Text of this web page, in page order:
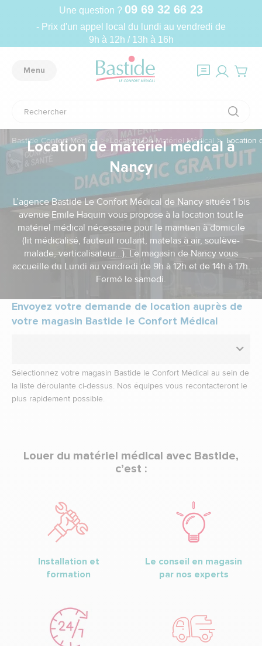
Une question ? 09 69 32 66 23
- Prix d'un appel local du lundi au vendredi de
9h à 12h / 13h à 16h
Menu
Bastide Confort Médical Location De Matériel Médical Location
Location de matériel médical à
Nancy
L’agence Bastide Le Confort Médical de Nancy située 1 bis
avenue Emile Haquin vous propose à la location tout le
matériel médical nécessaire pour le maintien à domicile
(lit médicalisé, fauteuil roulant, matelas à air, soulève-
malade, verticalisateur...). Le magasin de Nancy vous
accueille du Lundi au vendredi de 9h à 12h et de 14h à 17h.
Fermé le samedi.
Envoyez votre demande de location auprès de
votre magasin Bastide le Confort Médical
Sélectionnez votre magasin Bastide le Confort Médical au sein de
la liste déroulante ci-dessus. Nos équipes vous recontacteront le
plus rapidement possible.
Louer du matériel médical avec Bastide,
c’est :
Installation et
formation
Le conseil en magasin
par nos experts